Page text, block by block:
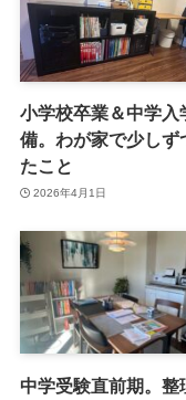
小学校卒業＆中学入
備。わが家で少しず
たこと
2026年4月1日
中学受験直前期。整